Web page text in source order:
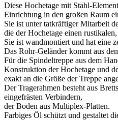
Diese Hochetage mit Stahl-
Einrichtung in den großen Raum
Sie ist unter tatkräftiger Mitarbeit
die der Hochetage einen
Sie ist wandmontiert und hat eine
Das Rohr-Geländer kommt aus
Für die Spindeltreppe aus dem
Konstruktion der Hochetage und
exakt an die Größe der Treppe
Der Tragerahmen besteht aus
eingefrästen Verbindern,
der Boden aus Multiplex-Platten.
Farbiges Öl schützt und gestaltet